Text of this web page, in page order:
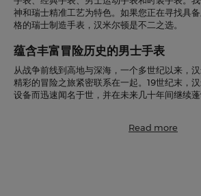
神和瑞士精准工艺为特色。如果您正在寻找具
格的瑞士制造手表，汉米尔顿是不二之选。
蕴含丰富冒险历史的男士手表
从战争前线到高地与深海，一个多世纪以来，
精彩的冒险之旅紧密联系在一起。19世纪末，
设备而迅速闻名于世，并在未来几十年间继续蓬
Read more